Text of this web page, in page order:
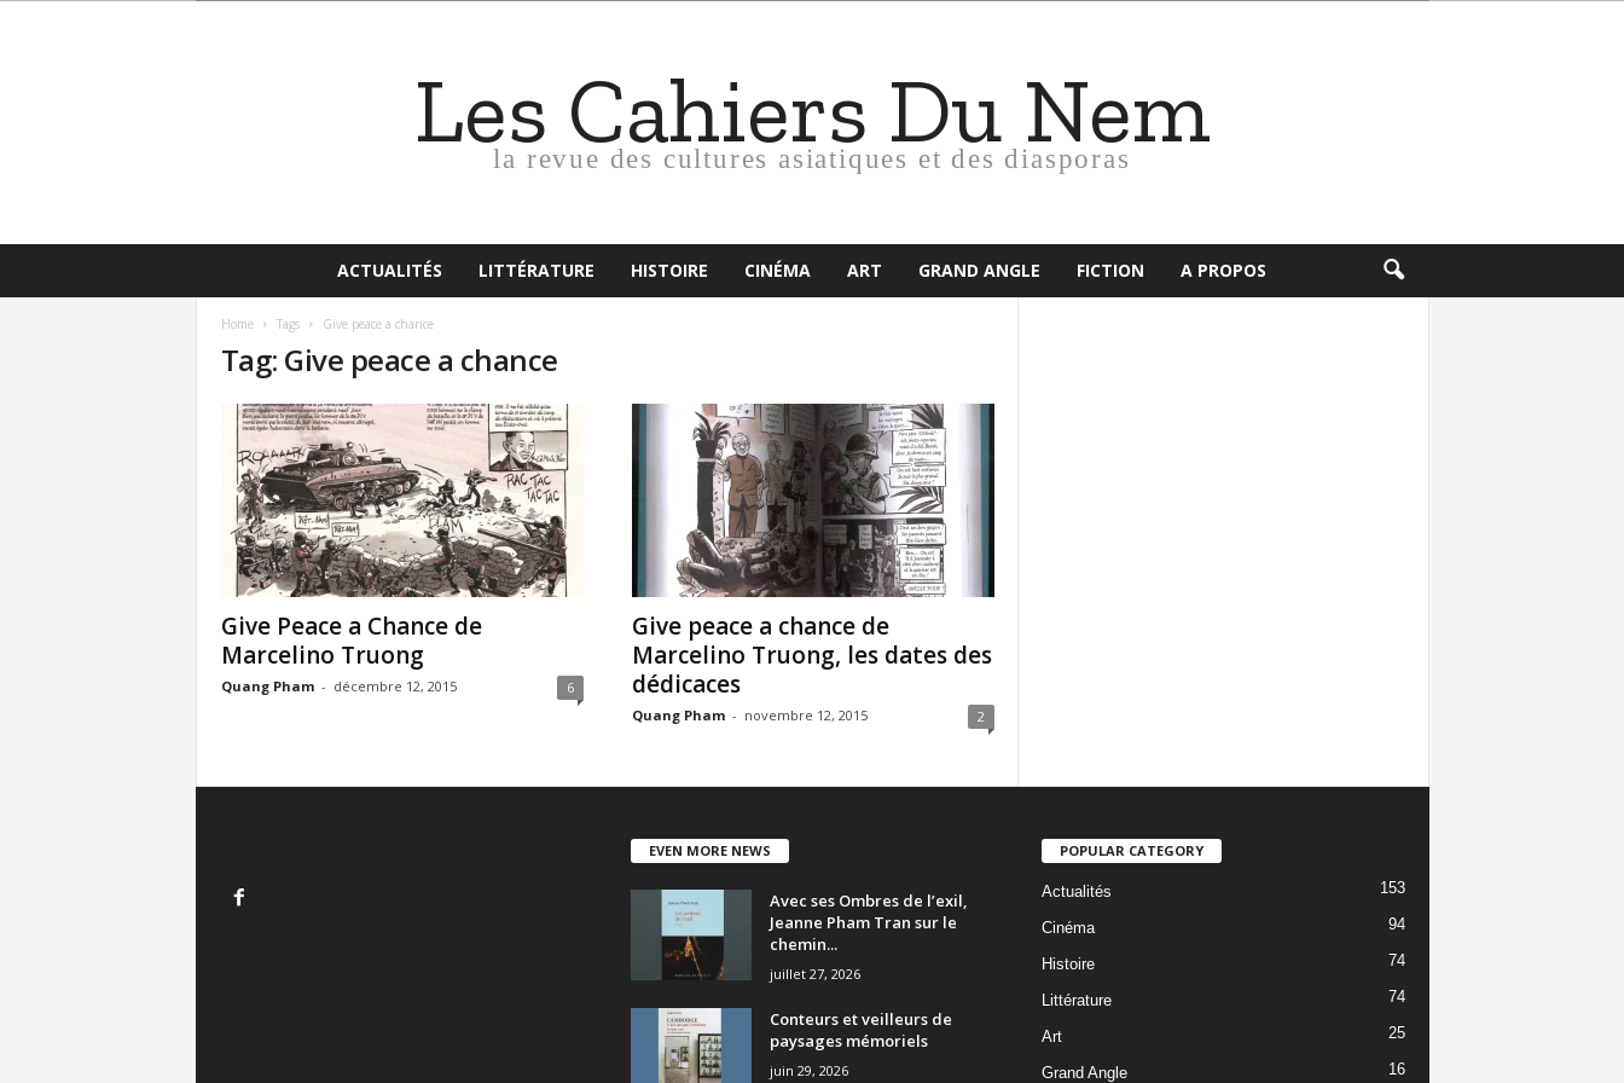
Les Cahiers Du Nem
la revue des cultures asiatiques et des diasporas
ACTUALITÉS LITTÉRATURE HISTOIRE CINÉMA ART GRAND ANGLE FICTION A PROPOS
Home Tags Give peace a chance
Tag: Give peace a chance
Give Peace a Chance de
Marcelino Truong
Quang Pham - décembre 12, 2015 6
Give peace a chance de
Marcelino Truong, les dates des
dédicaces
Quang Pham - novembre 12, 2015 2
EVEN MORE NEWS
Avec ses Ombres de l’exil,
Jeanne Pham Tran sur le
chemin...
juillet 27, 2026
Conteurs et veilleurs de
paysages mémoriels
juin 29, 2026
POPULAR CATEGORY
Actualités 153
Cinéma 94
Histoire 74
Littérature 74
Art 25
Grand Angle 16